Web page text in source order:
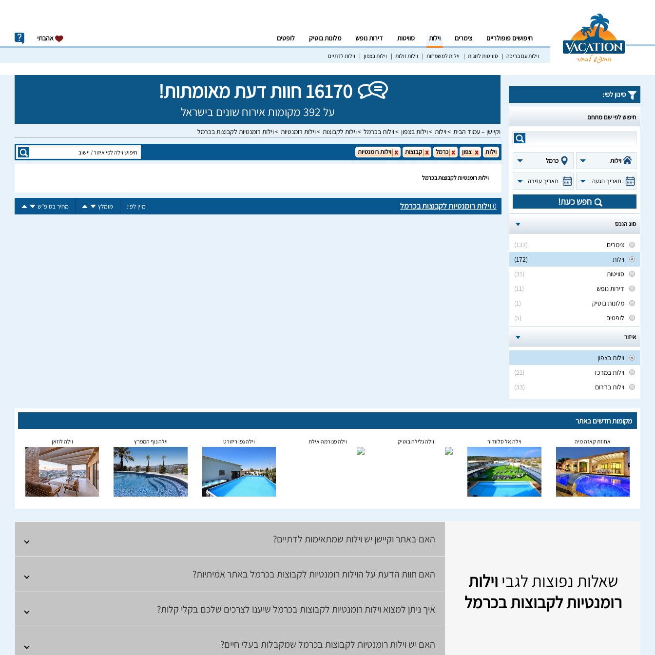
חיפושים פופולריים צימרים וילות סוויטות דירות נופש מלונות בוטיק לופטים אהבתי
וילות עם בריכה סוויטות לזוגות וילות למשפחות וילות זולות וילות בצפון וילות לדתיים
16170 חוות דעת מאומתות!
על 392 מקומות אירוח שונים בישראל
וקיישן – עמוד הבית וילות וילות בצפון וילות בכרמל וילות לקבוצות וילות רומנטיות וילות רומנטיות לקבוצות בכרמל
סינון לפי:
חיפוש לפי שם מתחם
וילות כרמל
תאריך הגעה תאריך עזיבה
חפש כעת!
סוג הנכס
(133)
צימרים
(172)
וילות
(31)
סוויטות
(11)
דירות נופש
(1)
מלונות בוטיק
(5)
לופטים
איזור
וילות בצפון
(21)
וילות במרכז
(33)
וילות בדרום
וילות צפון כרמל קבוצות וילות רומנטיות
וילות רומנטיות לקבוצות בכרמל
0וילות רומנטיות לקבוצות בכרמל מיין לפי: מומלץ מחיר בסופ"ש
מקומות חדשים באתר
אחוזת קאזה מיה וילה אל סלוודור וילה גלילה בוטיק וילה פנורמה אילת וילה גפן ריזורט וילה נוף המפרץ וילה לוזאן
שאלות נפוצות לגבי וילות
רומנטיות לקבוצות בכרמל
האם באתר וקיישן יש וילות שמתאימות לדתיים?
האם חוות הדעת על הוילות רומנטיות לקבוצות בכרמל באתר אמיתיות?
איך ניתן למצוא וילות רומנטיות לקבוצות בכרמל שיענו לצרכים שלכם בקלי קלות?
האם יש וילות רומנטיות לקבוצות בכרמל שמקבלות בעלי חיים?